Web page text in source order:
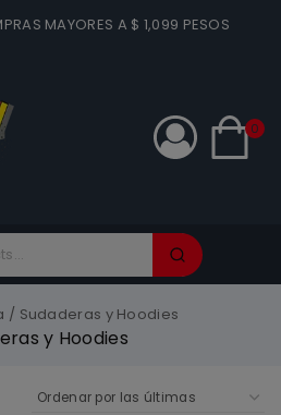
MAYORES A $ 1,099 PESOS
0
/ Sudaderas y Hoodies
y Hoodies